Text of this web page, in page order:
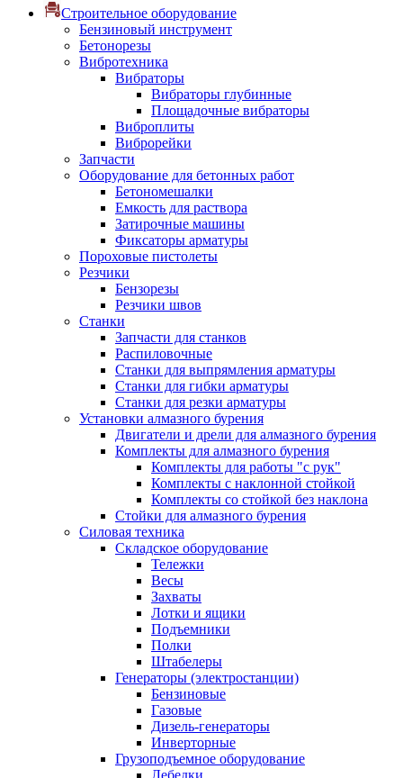
Строительное оборудование
Бензиновый инструмент
Бетонорезы
Вибротехника
Вибраторы
Вибраторы глубинные
Площадочные вибраторы
Виброплиты
Виброрейки
Запчасти
Оборудование для бетонных работ
Бетономешалки
Емкость для раствора
Затирочные машины
Фиксаторы арматуры
Пороховые пистолеты
Резчики
Бензорезы
Резчики швов
Станки
Запчасти для станков
Распиловочные
Станки для выпрямления арматуры
Станки для гибки арматуры
Станки для резки арматуры
Установки алмазного бурения
Двигатели и дрели для алмазного бурения
Комплекты для алмазного бурения
Комплекты для работы "с рук"
Комплекты с наклонной стойкой
Комплекты со стойкой без наклона
Стойки для алмазного бурения
Силовая техника
Складское оборудование
Тележки
Весы
Захваты
Лотки и ящики
Подъемники
Полки
Штабелеры
Генераторы (электростанции)
Бензиновые
Газовые
Дизель-генераторы
Инверторные
Грузоподъемное оборудование
Лебедки